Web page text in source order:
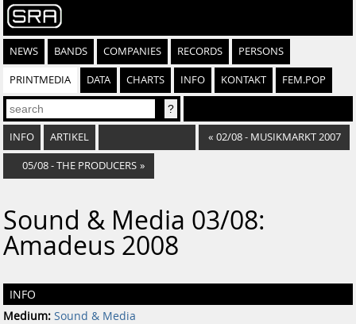
NEWS BANDS COMPANIES RECORDS PERSONS
PRINTMEDIA DATA CHARTS INFO KONTAKT FEM.POP
INFO ARTIKEL « 02/08 - MUSIKMARKT 2007
05/08 - THE PRODUCERS »
Sound & Media 03/08:
Amadeus 2008
INFO
Medium: Sound & Media